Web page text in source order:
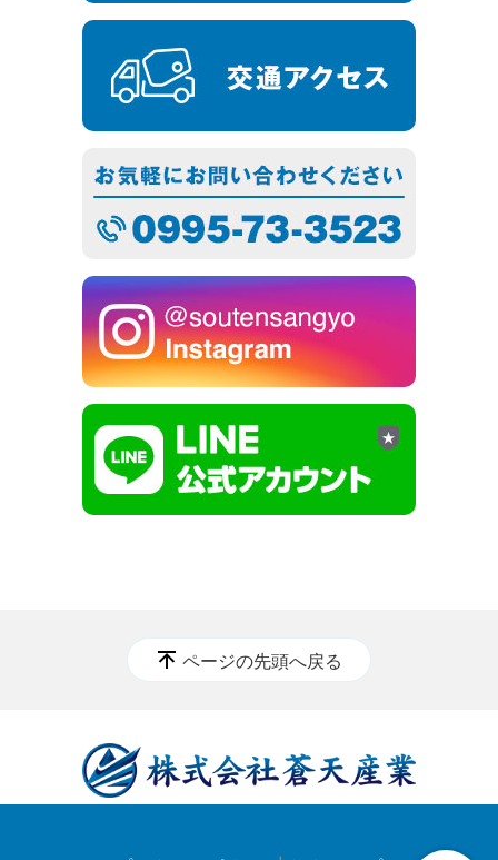
ページの先頭へ戻る